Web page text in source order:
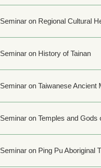
Seminar on Regional Cultural
Seminar on History of Tainan
Seminar on Taiwanese Ancient
Seminar on Temples and Gods
Seminar on Ping Pu Aboriginal